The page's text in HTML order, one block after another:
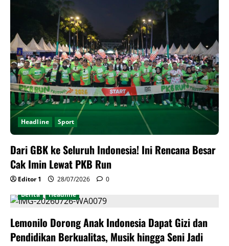
Headline Sport
Dari GBK ke Seluruh Indonesia! Ini Rencana Besar
Cak Imin Lewat PKB Run
Editor 1 28/07/2026
0
Berita
Headline
Lemonilo Dorong Anak Indonesia Dapat Gizi dan
Pendidikan Berkualitas, Musik hingga Seni Jadi